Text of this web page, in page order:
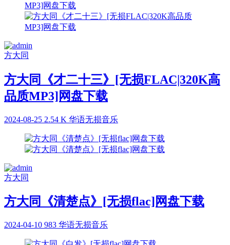
方大同
方大同《才二十三》[无损FLAC|320K高
品质MP3]网盘下载
2024-08-25 2.54 K 华语无损音乐
方大同
方大同《清楚点》[无损flac]网盘下载
2024-04-10 983 华语无损音乐